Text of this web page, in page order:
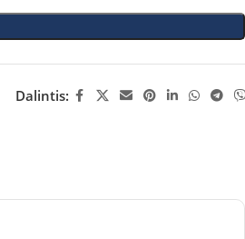
Dalintis: